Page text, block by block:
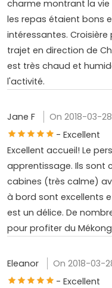
charme montrant la vie
les repas étaient bons
intéressantes.
trajet en direction de
est très chaud et
l'activité.
Jane F
On 2018-03-
- Excellent
Excellent accueil! Le
apprentissage. Ils sont
cabines (très calme)
à bord sont excellents
est un délice. De
pour profiter du
Eleanor
On 2018-03-
- Excellent